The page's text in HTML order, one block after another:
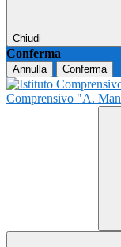
Chiudi
Conferma
Annulla Conferma
Comprensivo "A.